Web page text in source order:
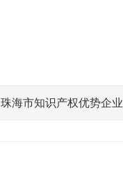
珠海市知识产权优势企业